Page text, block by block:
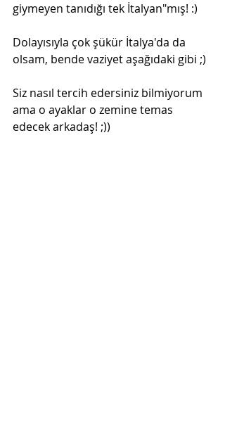
giymeyen tanıdığı tek İtalyan"mış! :)
Dolayısıyla çok şükür İtalya'da da
olsam, bende vaziyet aşağıdaki gibi ;)
Siz nasıl tercih edersiniz bilmiyorum
ama o ayaklar o zemine temas
edecek arkadaş! ;))